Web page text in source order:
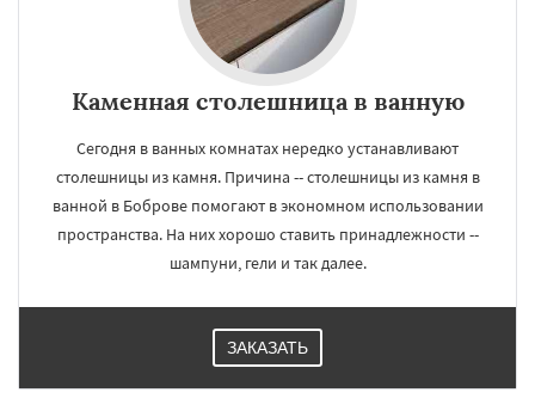
Каменная столешница в ванную
Сегодня в ванных комнатах нередко устанавливают
столешницы из камня. Причина -- столешницы из камня в
ванной в Боброве помогают в экономном использовании
пространства. На них хорошо ставить принадлежности --
шампуни, гели и так далее.
ЗАКАЗАТЬ